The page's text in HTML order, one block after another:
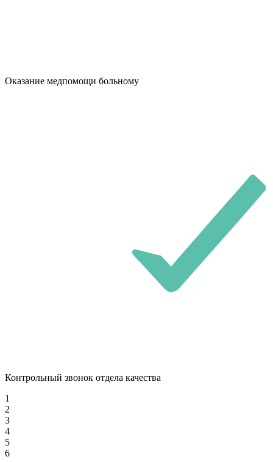
Оказание медпомощи больному
Контрольный звонок отдела качества
1
2
3
4
5
6